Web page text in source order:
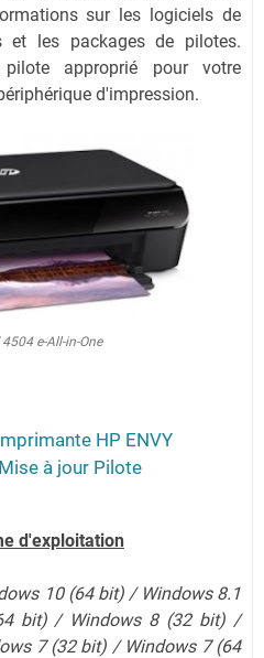
sur les logiciels de
et les packages de pilotes.
approprié pour votre
d'impression.
e-All-in-One
HP ENVY
à jour Pilote
d'exploitation
10 (64 bit) / Windows 8.1
bit) / Windows 8 (32 bit) /
7 (32 bit) / Windows 7 (64